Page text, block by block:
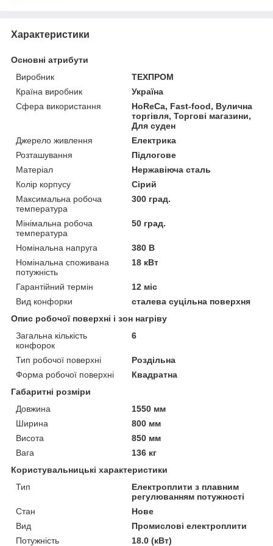
Характеристики
Основні атрибути
Виробник
ТЕХПРОМ
Країна виробник
Україна
Сфера використання
HoReCa, Fast-food, Вулична
торгівля, Торгові магазини,
Для суден
Джерело живлення
Електрика
Розташування
Підлогове
Матеріал
Нержавіюча сталь
Колір корпусу
Сірий
Максимальна робоча
температура
300 град.
Мінімальна робоча
температура
50 град.
Номінальна напруга
380 В
Номінальна споживана
потужність
18 кВт
Гарантійний термін
12 міс
Вид конфорки
сталева суцільна поверхня
Опис робочої поверхні і зон нагріву
Загальна кількість
конфорок
6
Тип робочої поверхні
Роздільна
Форма робочої поверхні
Квадратна
Габаритні розміри
Довжина
1550 мм
Ширина
800 мм
Висота
850 мм
Вага
136 кг
Користувальницькі характеристики
Тип
Електроплити з плавним
регулюванням потужності
Стан
Нове
Вид
Промислові електроплити
Потужність
18.0 (кВт)